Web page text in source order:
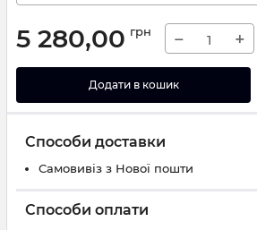
5 280,00 грн − +
Додати в кошик
Способи доставки
Самовивіз з Нової пошти
Способи оплати